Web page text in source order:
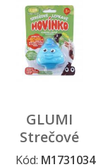
GLUMI
Strečové
lepkavé
Kód: M1731034